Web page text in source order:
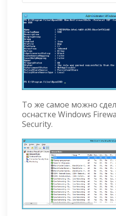
То же самое можно
оснастке Windows
Security.